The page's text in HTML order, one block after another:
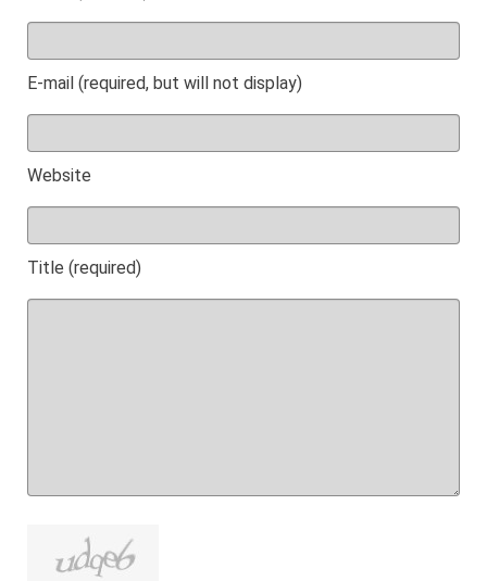
E-mail (required, but will not display)
Website
Title (required)